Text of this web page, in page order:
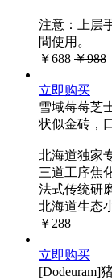
注意：上层
間使用。
￥688 ￥988
立即购买
雪域莓莓芝
状似金砖，
北海道独家
三道工序焦
法式传统研
北海道生态
￥288
立即购买
[Dodeuram]